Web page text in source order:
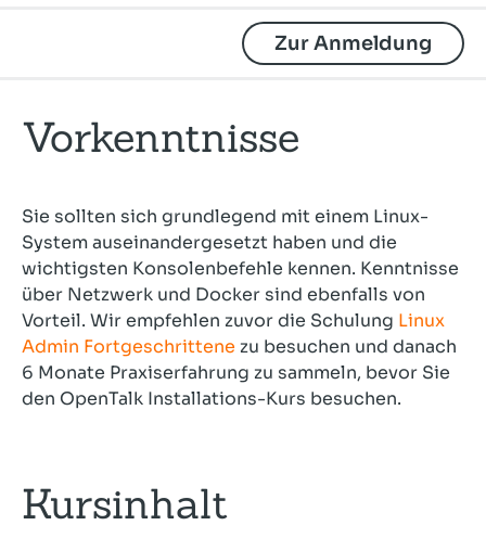
Zur Anmeldung
Vorkenntnisse
Sie sollten sich grundlegend mit einem Linux-
System auseinandergesetzt haben und die
wichtigsten Konsolenbefehle kennen. Kenntnisse
über Netzwerk und Docker sind ebenfalls von
Vorteil. Wir empfehlen zuvor die Schulung Linux
Admin Fortgeschrittene zu besuchen und danach
6 Monate Praxiserfahrung zu sammeln, bevor Sie
den OpenTalk Installations-Kurs besuchen.
Kursinhalt